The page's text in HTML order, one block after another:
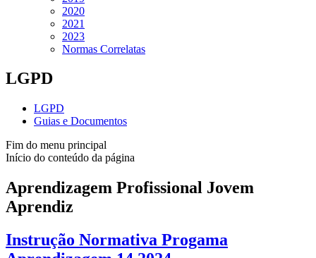
2020
2021
2023
Normas Correlatas
LGPD
LGPD
Guias e Documentos
Fim do menu principal
Início do conteúdo da página
Aprendizagem Profissional Jovem
Aprendiz
Instrução Normativa Progama